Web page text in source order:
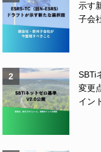
示す
子会
2
SBTi
変更
イン